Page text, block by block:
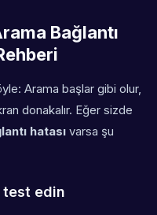
Bağlantı
Arama başlar gibi olur,
donakalır. Eğer sizde
hatası varsa şu
test edin